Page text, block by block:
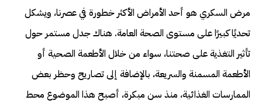
مرض السكري هو أحد الأمراض الأكثر خطورة في عصرنا، ويشكل
تحديًا كبيرًا على مستوى الصحة العامة. هناك جدل مستمر حول
تأثير التغذية على صحتنا، سواء من خلال الأطعمة الصحية أو
الأطعمة المسمنة والسريعة، بالإضافة إلى تصاريح وحظر بعض
الممارسات الغذائية، منذ سن مبكرة، أصبح هذا الموضوع محط